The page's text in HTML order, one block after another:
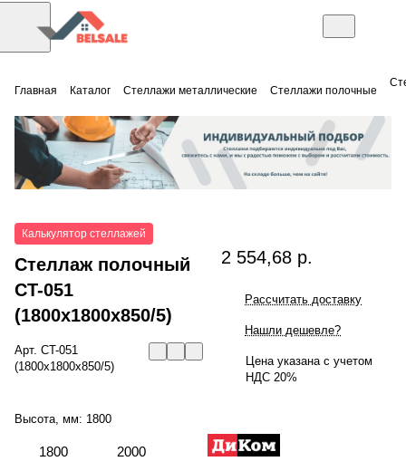
Главная Каталог Стеллажи металлические Стеллажи полочные
Калькулятор стеллажей
Стеллаж полочный
СT-051
(1800x1800x850/5)
Арт. СT-051
(1800x1800x850/5)
Высота, мм: 1800
1800 2000
2 554,68 р.
Рассчитать доставку
Нашли дешевле?
Цена указана с учетом
НДС 20%